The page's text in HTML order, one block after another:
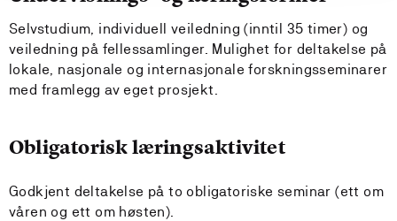
Selvstudium, individuell veiledning (inntil 35 timer) og
veiledning på fellessamlinger. Mulighet for deltakelse på
lokale, nasjonale og internasjonale forskningsseminarer
med framlegg av eget prosjekt.
Obligatorisk læringsaktivitet
Godkjent deltakelse på to obligatoriske seminar (ett om
våren og ett om høsten).